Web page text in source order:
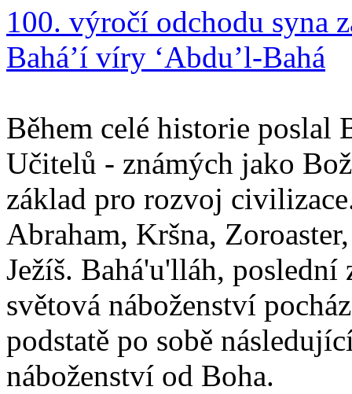
100. výročí odchodu syna
Bahá’í víry ‘Abdu’l-Bahá
Během celé historie poslal
Učitelů - známých jako
základ pro rozvoj
Abraham, Kršna,
Ježíš. Bahá'u'lláh,
světová náboženství
podstatě po sobě
náboženství od Boha.